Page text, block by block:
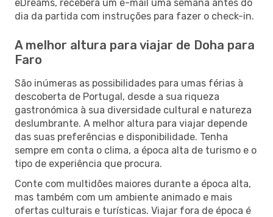
eDreams, receberá um e-mail uma semana antes do
dia da partida com instruções para fazer o check-in.
A melhor altura para viajar de Doha para
Faro
São inúmeras as possibilidades para umas férias à
descoberta de Portugal, desde a sua riqueza
gastronómica à sua diversidade cultural e natureza
deslumbrante. A melhor altura para viajar depende
das suas preferências e disponibilidade. Tenha
sempre em conta o clima, a época alta de turismo e o
tipo de experiência que procura.
Conte com multidões maiores durante a época alta,
mas também com um ambiente animado e mais
ofertas culturais e turísticas. Viajar fora de época é